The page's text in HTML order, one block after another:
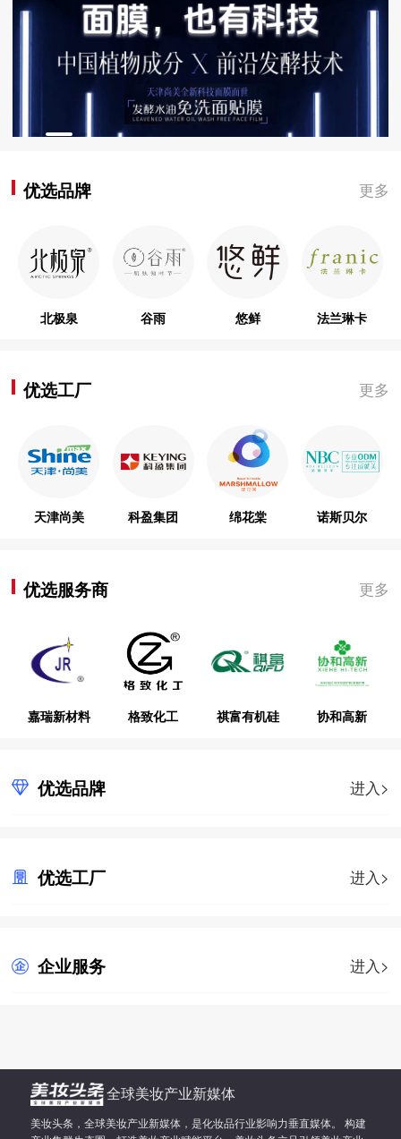
优选品牌 更多
北极泉 谷雨 悠鲜 法兰琳卡
优选工厂 更多
天津尚美 科盈集团 绵花棠 诺斯贝尔
优选服务商 更多
嘉瑞新材料 格致化工 祺富有机硅 协和高新
优选品牌 进入>
优选工厂 进入>
企业服务 进入>
全球美妆产业新媒体
美妆头条，全球美妆产业新媒体，是化妆品行业影响力垂直媒体。 构建